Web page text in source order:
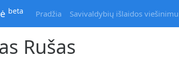
beta Pradžia Savivaldybių išlaidos
Rušas